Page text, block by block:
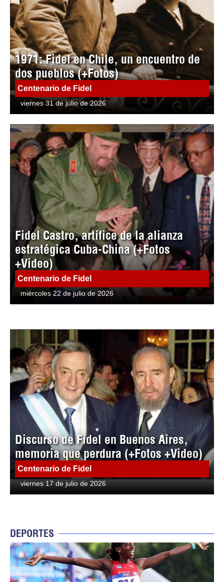
1971: Fidel en Chile, un encuentro de
dos pueblos (+Fotos)
Centenario de Fidel
viernes 31 de julio de 2026
Fidel Castro, artífice de la alianza
estratégica Cuba-China (+Fotos
+Video)
Centenario de Fidel
miércoles 22 de julio de 2026
Discurso de Fidel en Buenos Aires,
memoria que perdura (+Fotos +Video)
Centenario de Fidel
viernes 17 de julio de 2026
DEPORTES